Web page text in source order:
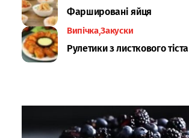
Фаршировані яйця
Випічка Закуски
Рулетики з листкового тіста